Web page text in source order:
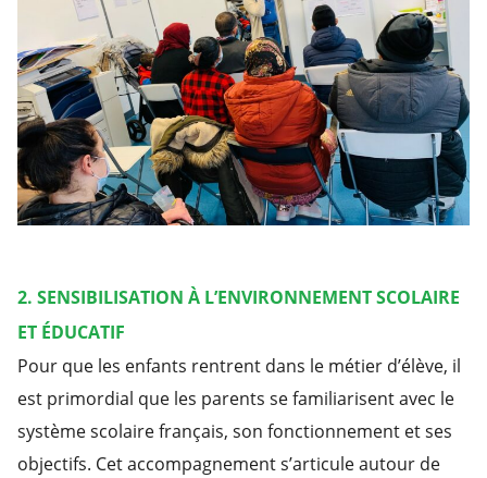
2. SENSIBILISATION À L’ENVIRONNEMENT SCOLAIRE
ET ÉDUCATIF
Pour que les enfants rentrent dans le métier d’élève, il
est primordial que les parents se familiarisent avec le
système scolaire français, son fonctionnement et ses
objectifs. Cet accompagnement s’articule autour de